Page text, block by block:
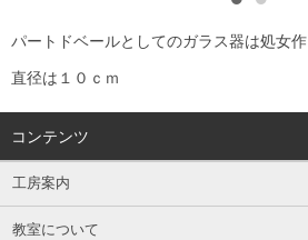
パートドベールとしてのガラス器は処女作
直径は１０ｃｍ
コンテンツ
工房案内
教室について